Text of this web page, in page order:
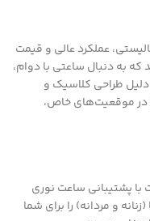
عملکرد عالی و قیمت
به دنبال ساعتی با دوام،
طراحی کلاسیک و
در موقعیت‌های خاص،
با پشتیبانی ساعت نوری
و مردانه) را برای شما